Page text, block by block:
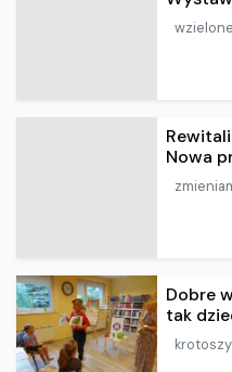
Nowa
Dobre
tak